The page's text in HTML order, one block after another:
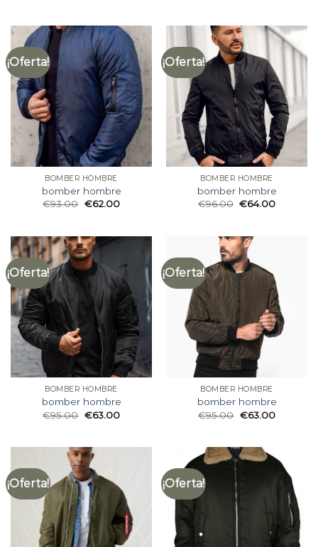
¡Oferta!
BOMBER HOMBRE
bomber hombre
€93.00 €62.00
¡Oferta!
BOMBER HOMBRE
bomber hombre
€96.00 €64.00
¡Oferta!
BOMBER HOMBRE
bomber hombre
€95.00 €63.00
¡Oferta!
BOMBER HOMBRE
bomber hombre
€95.00 €63.00
¡Oferta! ¡Oferta!